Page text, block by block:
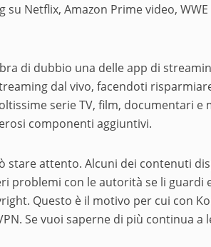
su Netflix, Amazon Prime video,
di dubbio una delle app di
dal vivo, facendoti
serie TV, film, documentari
componenti aggiuntivi.
stare attento. Alcuni dei contenuti
problemi con le autorità se li guardi
Questo è il motivo per cui con
Se vuoi saperne di più continua a